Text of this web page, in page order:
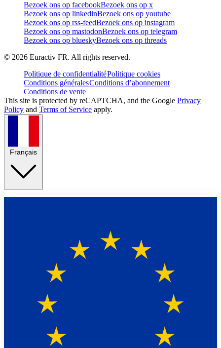
Bezoek ons op facebookBezoek ons op x
Bezoek ons op linkedinBezoek ons op youtube
Bezoek ons op rss-feedBezoek ons op instagram
Bezoek ons op mastodonBezoek ons op telegram
Bezoek ons op blueskyBezoek ons op threads
© 2026 Euractiv FR. All rights reserved.
Politique de confidentialitéPolitique cookies
Conditions généralesConditions d’abonnement
Conditions de vente
This site is protected by reCAPTCHA, and the Google Privacy
Policy and Terms of Service apply.
Français